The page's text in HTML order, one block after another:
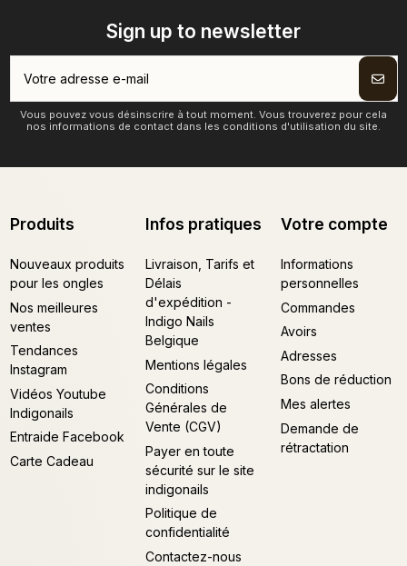
Sign up to newsletter
Vous pouvez vous désinscrire à tout moment. Vous trouverez pour cela
nos informations de contact dans les conditions d'utilisation du site.
Produits
Nouveaux produits
pour les ongles
Nos meilleures
ventes
Tendances
Instagram
Vidéos Youtube
Indigonails
Entraide Facebook
Carte Cadeau
Infos pratiques
Livraison, Tarifs et
Délais
d'expédition -
Indigo Nails
Belgique
Mentions légales
Conditions
Générales de
Vente (CGV)
Payer en toute
sécurité sur le site
indigonails
Politique de
confidentialité
Contactez-nous
Votre compte
Informations
personnelles
Commandes
Avoirs
Adresses
Bons de réduction
Mes alertes
Demande de
rétractation